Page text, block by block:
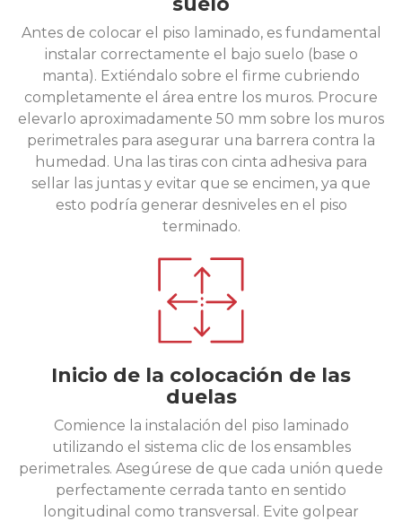
Antes de colocar el piso laminado, es fundamental
instalar correctamente el bajo suelo (base o
manta). Extiéndalo sobre el firme cubriendo
completamente el área entre los muros. Procure
elevarlo aproximadamente 50 mm sobre los muros
perimetrales para asegurar una barrera contra la
humedad. Una las tiras con cinta adhesiva para
sellar las juntas y evitar que se encimen, ya que
esto podría generar desniveles en el piso
terminado.
Inicio de la colocación de las
duelas
Comience la instalación del piso laminado
utilizando el sistema clic de los ensambles
perimetrales. Asegúrese de que cada unión quede
perfectamente cerrada tanto en sentido
longitudinal como transversal. Evite golpear